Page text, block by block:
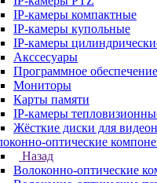
IP-камеры компактные
IP-камеры купольные
IP-камеры
Акссесуары
Программное обеспечение
Мониторы
Карты памяти
IP-камеры
Жёсткие диски для
оптические
Назад
Волоконно-оптические